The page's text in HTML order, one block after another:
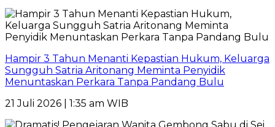
Hampir 3 Tahun Menanti Kepastian Hukum, Keluarga
Sungguh Satria Aritonang Meminta Penyidik
Menuntaskan Perkara Tanpa Pandang Bulu
21 Juli 2026 | 1:35 am WIB